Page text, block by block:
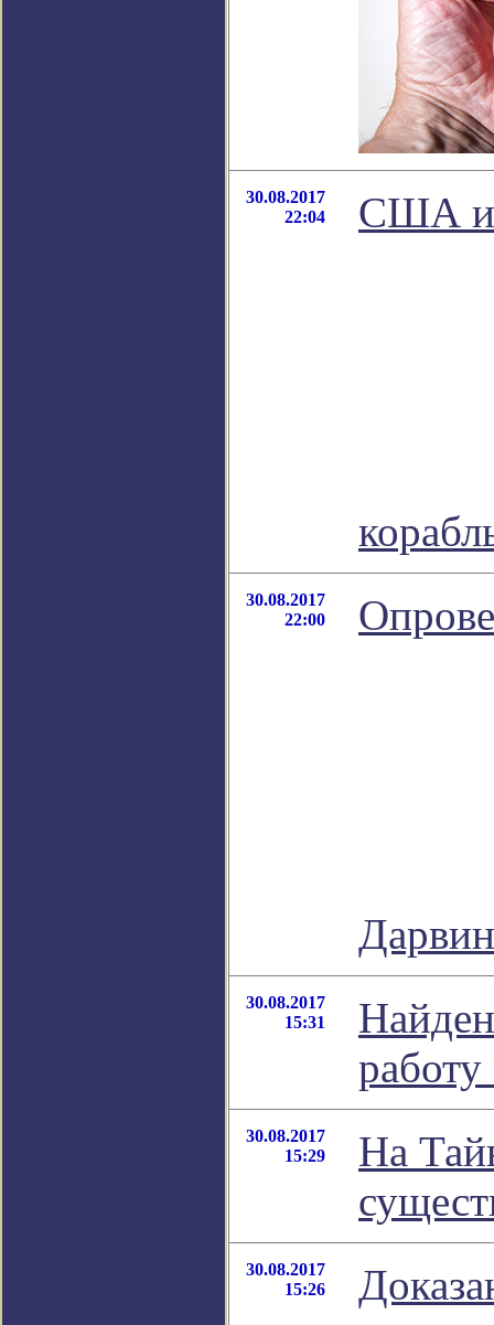
30.08.2017
22:04
США
30.08.2017
22:00
30.08.2017
15:31
работу
30.08.2017
15:29
На
30.08.2017
15:26